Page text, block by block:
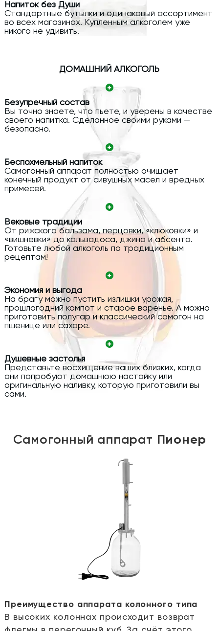
Напиток без Души
Стандартные бутылки и одинаковый ассортимент
во всех магазинах. Купленным алкоголем уже
никого не удивить.
ДОМАШНИЙ АЛКОГОЛЬ
Безупречный состав
Вы точно знаете, что пьете, и уверены в качестве
своего напитка. Сделанное своими руками —
безопасно.
Беспохмельный напиток
Самогонный аппарат полностью очищает
конечный продукт от сивушных масел и вредных
примесей.
Вековые традиции
От рижского бальзама, перцовки, «клюковки» и
«вишневки» до кальвадоса, джина и абсента.
Готовьте любой алкоголь по традиционным
рецептам!
Экономия и выгода
На брагу можно пустить излишки урожая,
прошлогодний компот и старое варенье. А можно
приготовить полугар и классический самогон на
пшенице или сахаре.
Душевные застолья
Представьте восхищение ваших близких, когда
они попробуют домашнюю настойку или
оригинальную наливку, которую приготовили вы
сами.
Самогонный аппарат Пионер
Преимущество аппарата колонного типа
В высоких колоннах происходит возврат